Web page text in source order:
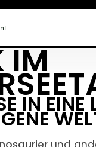
IM
IN EINE